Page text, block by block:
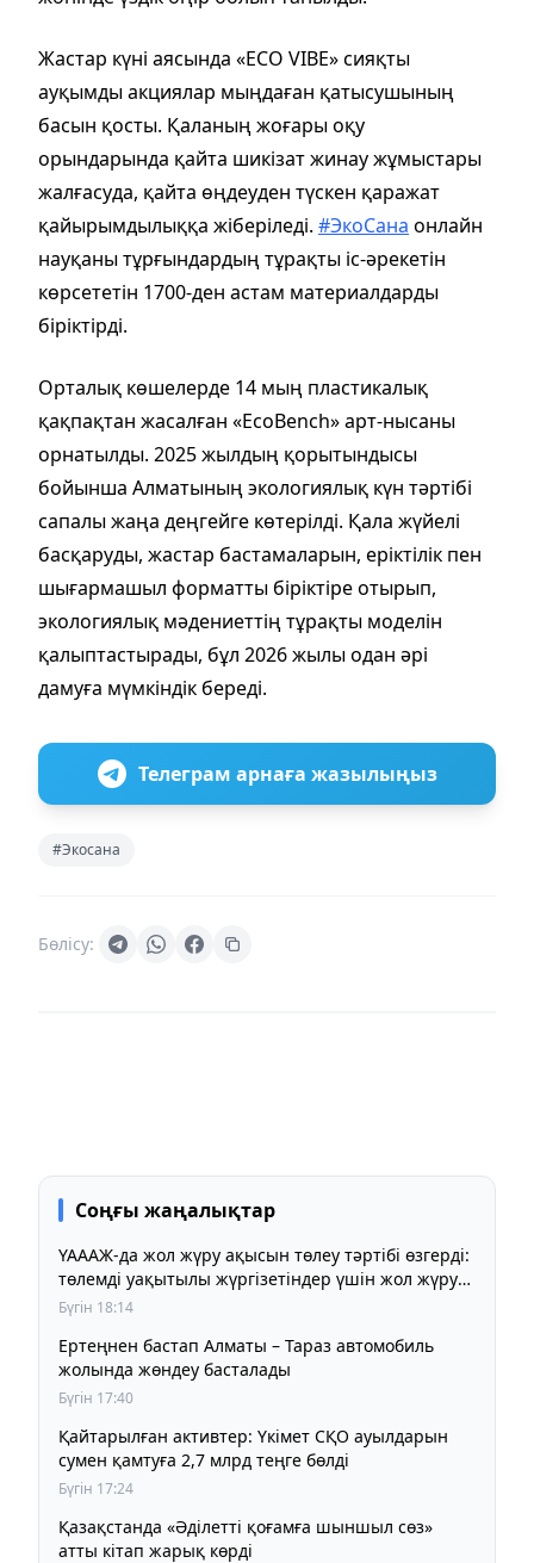
Жастар күні аясында «ECO VIBE» сияқты
ауқымды акциялар мыңдаған қатысушының
басын қосты. Қаланың жоғары оқу
орындарында қайта шикізат жинау жұмыстары
жалғасуда, қайта өңдеуден түскен қаражат
қайырымдылыққа жіберіледі. #ЭкоСана онлайн
науқаны тұрғындардың тұрақты іс-әрекетін
көрсететін 1700-ден астам материалдарды
біріктірді.
Орталық көшелерде 14 мың пластикалық
қақпақтан жасалған «EcoBench» арт-нысаны
орнатылды. 2025 жылдың қорытындысы
бойынша Алматының экологиялық күн тәртібі
сапалы жаңа деңгейге көтерілді. Қала жүйелі
басқаруды, жастар бастамаларын, еріктілік пен
шығармашыл форматты біріктіре отырып,
экологиялық мәдениеттің тұрақты моделін
қалыптастырады, бұл 2026 жылы одан әрі
дамуға мүмкіндік береді.
Телеграм арнаға жазылыңыз
#Экосана
Бөлісу:
Соңғы жаңалықтар
ҮАААЖ-да жол жүру ақысын төлеу тәртібі өзгерді:
төлемді уақытылы жүргізетіндер үшін жол жүру
құны бұрынғы деңгейде сақталады
Бүгін 18:14
Ертеңнен бастап Алматы – Тараз автомобиль
жолында жөндеу басталады
Бүгін 17:40
Қайтарылған активтер: Үкімет СҚО ауылдарын
сумен қамтуға 2,7 млрд теңге бөлді
Бүгін 17:24
Қазақстанда «Әділетті қоғамға шыншыл сөз»
атты кітап жарық көрді